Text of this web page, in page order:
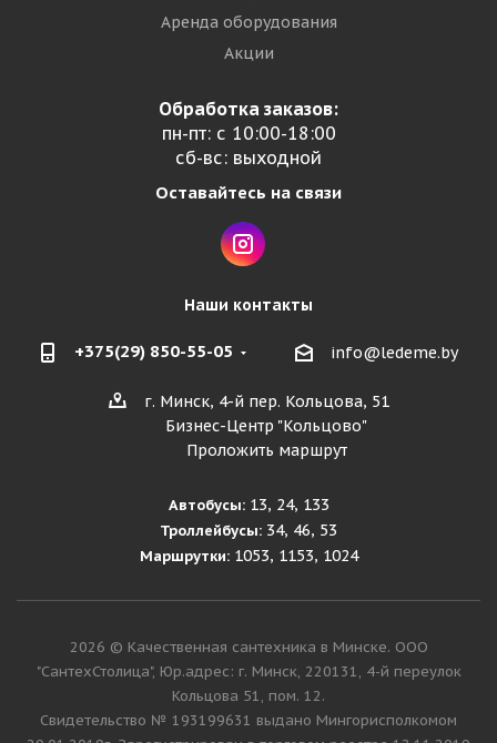
Аренда оборудования
Акции
Обработка заказов:
пн-пт: с 10:00-18:00
сб-вс: выходной
Оставайтесь на связи
Наши контакты
+375(29) 850-55-05 info@ledeme.by
г. Минск, 4-й пер. Кольцова, 51
Бизнес-Центр "Кольцово"
Проложить маршрут
Автобусы:13, 24, 133
Троллейбусы: 34, 46, 53
Маршрутки:1053, 1153, 1024
2026 © Качественная сантехника в Минске. ООО
"СантехСтолица", Юр.адрес: г. Минск, 220131, 4-й переулок
Кольцова 51, пом. 12.
Cвидетельство № 193199631 выдано Мингорисполкомом